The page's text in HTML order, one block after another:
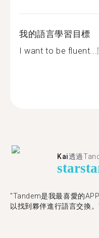
我的語言學習目標
I want to be fluent...
Kai透過
star
"Tandem是我最喜愛的
以找到夥伴進行語言交換